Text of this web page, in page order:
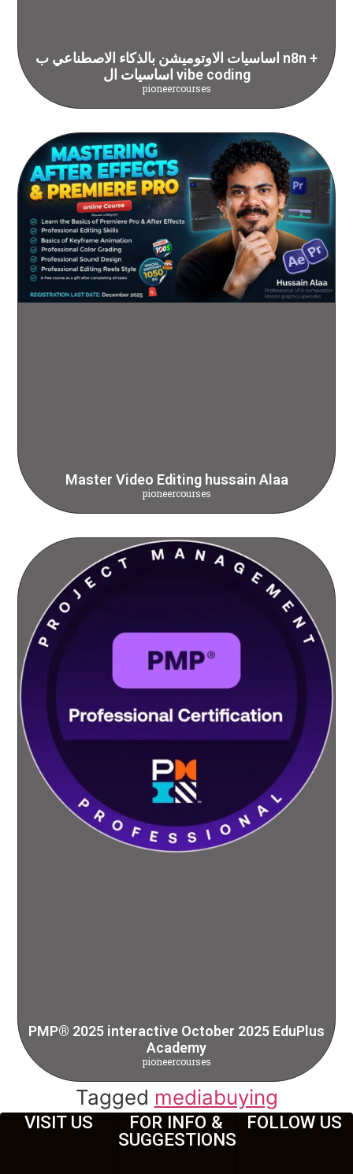
اساسيات الاوتوميشن بالذكاء الاصطناعي ب n8n +
اساسيات ال vibe coding
pioneercourses
Master Video Editing hussain Alaa
pioneercourses
PMP® 2025 interactive October 2025 EduPlus
Academy
pioneercourses
Tagged mediabuying
VISIT US
FOR INFO &
SUGGESTIONS
FOLLOW US